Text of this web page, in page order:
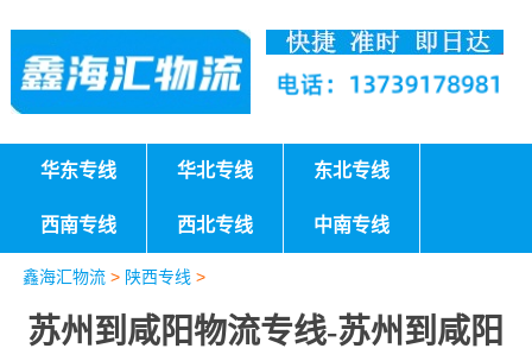
华东专线 华北专线 东北专线
西南专线 西北专线 中南专线
鑫海汇物流> 陕西专线 >
苏州到咸阳物流专线-苏州到咸阳